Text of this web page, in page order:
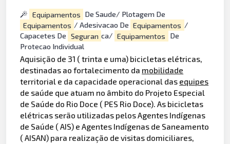
Equipamentos De Saude/ Plotagem De
Equipamentos / Adesivacao De Equipamentos /
Capacetes De Seguran ca/ Equipamentos
De
Protecao Individual
Aquisição de 31 ( trinta e uma) bicicletas elétricas,
destinadas ao fortalecimento da mobilidade
territorial e da capacidade operacional das equipes
de saúde que atuam no âmbito do Projeto Especial
de Saúde do Rio Doce ( PES Rio Doce). As bicicletas
elétricas serão utilizadas pelos Agentes Indígenas
de Saúde ( AIS) e Agentes Indígenas de Saneamento
( AISAN) para realização de visitas domiciliares,